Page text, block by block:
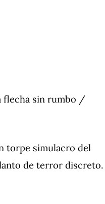
flecha sin rumbo /
torpe simulacro del
de terror discreto.